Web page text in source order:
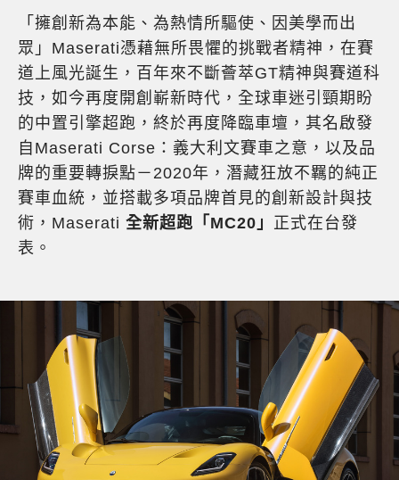
「擁創新為本能、為熱情所驅使、因美學而出
眾」Maserati憑藉無所畏懼的挑戰者精神，在賽
道上風光誕生，百年來不斷薈萃GT精神與賽道科
技，如今再度開創嶄新時代，全球車迷引頸期盼
的中置引擎超跑，終於再度降臨車壇，其名啟發
自Maserati Corse：義大利文賽車之意，以及品
牌的重要轉捩點－2020年，潛藏狂放不羈的純正
賽車血統，並搭載多項品牌首見的創新設計與技
術，Maserati 全新超跑「MC20」 正式在台發
表。